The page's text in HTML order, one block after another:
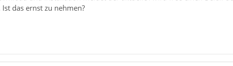
das ernst zu nehmen?